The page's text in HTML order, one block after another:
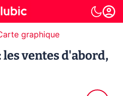
graphique
les ventes d'abord,